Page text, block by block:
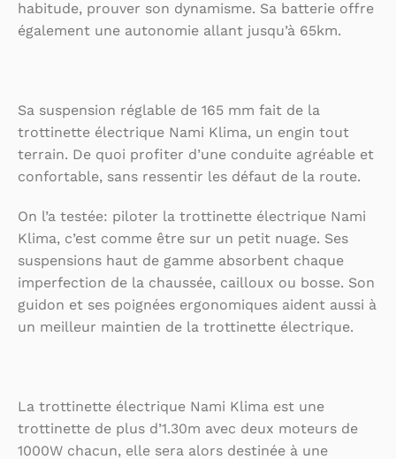
habitude, prouver son dynamisme. Sa batterie offre
également une autonomie allant jusqu’à 65km.
Sa suspension réglable de 165 mm fait de la
trottinette électrique Nami Klima, un engin tout
terrain. De quoi profiter d’une conduite agréable et
confortable, sans ressentir les défaut de la route.
On l’a testée: piloter la trottinette électrique Nami
Klima, c’est comme être sur un petit nuage. Ses
suspensions haut de gamme absorbent chaque
imperfection de la chaussée, cailloux ou bosse. Son
guidon et ses poignées ergonomiques aident aussi à
un meilleur maintien de la trottinette électrique.
La trottinette électrique Nami Klima est une
trottinette de plus d’1.30m avec deux moteurs de
1000W chacun, elle sera alors destinée à une